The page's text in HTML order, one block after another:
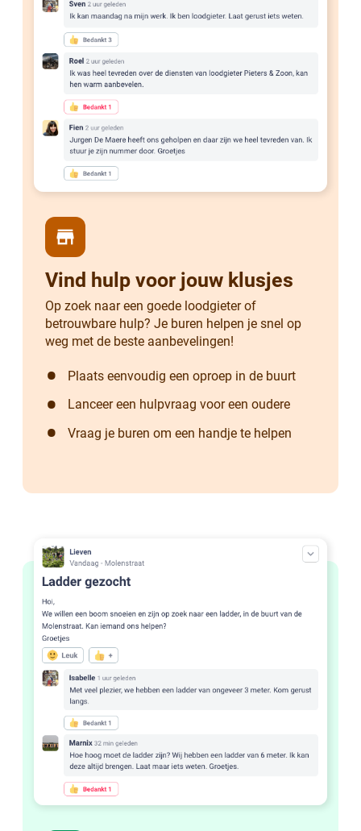
store
Vind hulp voor jouw klusjes
Op zoek naar een goede loodgieter of
betrouwbare hulp? Je buren helpen je snel op
weg met de beste aanbevelingen!
Plaats eenvoudig een oproep in de buurt
Lanceer een hulpvraag voor een oudere
Vraag je buren om een handje te helpen